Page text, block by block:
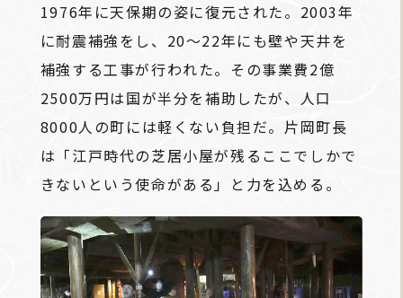
1976年に天保期の姿に復元された。2003年
に耐震補強をし、20～22年にも壁や天井を
補強する工事が行われた。その事業費2億
2500万円は国が半分を補助したが、人口
8000人の町には軽くない負担だ。片岡町長
は「江戸時代の芝居小屋が残るここでしかで
きないという使命がある」と力を込める。